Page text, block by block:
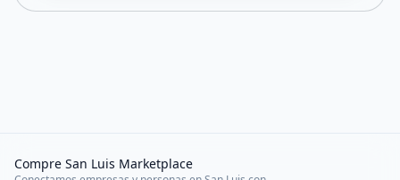
Compre San Luis Marketplace